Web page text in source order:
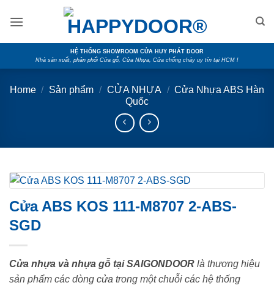
HỆ THỐNG SHOWROOM CỬA HUY PHÁT DOOR
Nhà sản xuất, phân phối Cửa gỗ, Cửa Nhựa, Cửa chống cháy uy tín tại HCM !
Home / Sản phẩm / CỬA NHỰA / Cửa Nhựa ABS Hàn
Quốc
Cửa ABS KOS 111-M8707 2-ABS-
SGD
Cửa nhựa và nhựa gỗ tại SAIGONDOOR là thương hiệu
sản phẩm các dòng cửa trong một chuỗi các hệ thống